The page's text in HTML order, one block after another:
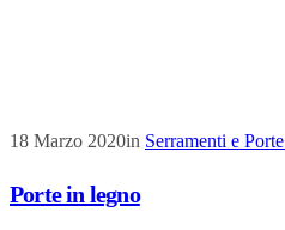
18 Marzo 2020in Serramenti e Porte
Porte in legno